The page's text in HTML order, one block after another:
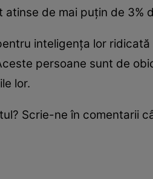
atinse de mai puțin de 3%
inteligența lor
persoane sunt de
lor.
Scrie-ne în comentarii